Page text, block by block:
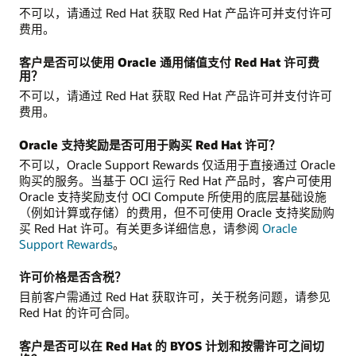
不可以，请通过 Red Hat 获取 Red Hat 产品许可并支付许可
费用。
客户是否可以使用 Oracle 通用储值支付 Red Hat 许可费
用？
不可以，请通过 Red Hat 获取 Red Hat 产品许可并支付许可
费用。
Oracle 支持奖励是否可用于购买 Red Hat 许可？
不可以，Oracle Support Rewards 仅适用于直接通过 Oracle
购买的服务。当基于 OCI 运行 Red Hat 产品时，客户可使用
Oracle 支持奖励支付 OCI Compute 所使用的底层基础设施
（例如计算或存储）的费用，但不可使用 Oracle 支持奖励购
买 Red Hat 许可。有关更多详细信息，请参阅 Oracle
Support Rewards。
许可价格是否含税？
目前客户需通过 Red Hat 获取许可，关于税务问题，请参见
Red Hat 的许可合同。
客户是否可以在 Red Hat 的 BYOS 计划和按需许可之间切